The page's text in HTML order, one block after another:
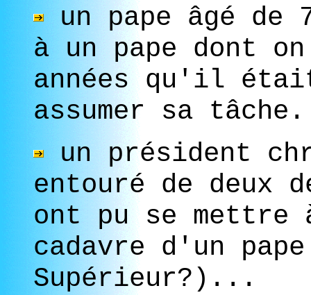
un pape âgé de
à un pape dont
années qu'il
assumer sa
un président
entouré de deux
ont pu se mettre
cadavre d'un
Supérieur?)...